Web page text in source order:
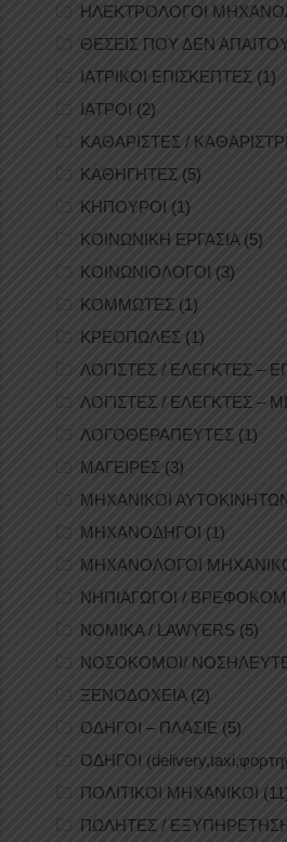
ΗΛΕΚΤΡΟΛΟΓΟΙ
ΘΕΣΕΙΣ ΠΟΥ ΔΕΝ
ΙΑΤΡΙΚΟΙ ΕΠΙΣΚΕΠΤΕΣ (1)
ΙΑΤΡΟΙ (2)
ΚΑΘΑΡΙΣΤΕΣ /
ΚΑΘΗΓΗΤΕΣ (5)
ΚΗΠΟΥΡΟΙ (1)
ΚΟΙΝΩΝΙΚΗ ΕΡΓΑΣΙΑ(5)
ΚΟΙΝΩΝΙΟΛΟΓΟΙ (3)
ΚΟΜΜΩΤΕΣ (1)
ΚΡΕΟΠΩΛΕΣ (1)
ΛΟΓΙΣΤΕΣ / ΕΛΕΓΚΤΕΣ –
ΛΟΓΙΣΤΕΣ / ΕΛΕΓΚΤΕΣ –
ΛΟΓΟΘΕΡΑΠΕΥΤΕΣ (1)
ΜΑΓΕΙΡΕΣ (3)
ΜΗΧΑΝΙΚΟΙ
ΜΗΧΑΝΟΔΗΓΟΙ (1)
ΜΗΧΑΝΟΛΟΓΟΙ
ΝΗΠΙΑΓΩΓΟΙ /
ΝΟΜΙΚΑ / LAWYERS (5)
ΝΟΣΟΚΟΜΟΙ/
ΞΕΝΟΔΟΧΕΙΑ(2)
ΟΔΗΓΟΙ – ΠΛΑΣΙΕ (5)
ΟΔΗΓΟΙ
ΠΟΛΙΤΙΚΟΙ ΜΗΧΑΝΙΚΟΙ
ΠΩΛΗΤΕΣ /